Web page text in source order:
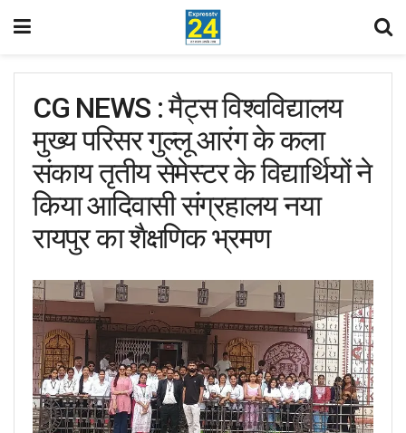
CG NEWS : मैट्स विश्वविद्यालय
मुख्य परिसर गुल्लू आरंग के कला
संकाय तृतीय सेमेस्टर के विद्यार्थियों ने
किया आदिवासी संग्रहालय नया
रायपुर का शैक्षणिक भ्रमण